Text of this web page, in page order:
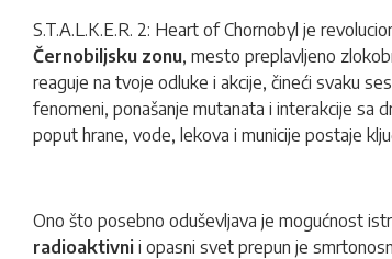
S.T.A.L.K.E.R. 2: Heart of Chornobyl je
Černobiljsku zonu, mesto preplavljeno
reaguje na tvoje odluke i akcije, čineći svaku
fenomeni, ponašanje mutanata i interakcije sa
poput hrane, vode, lekova i municije postaje
Ono što posebno oduševljava je mogućnost
radioaktivni i opasni svet prepun je